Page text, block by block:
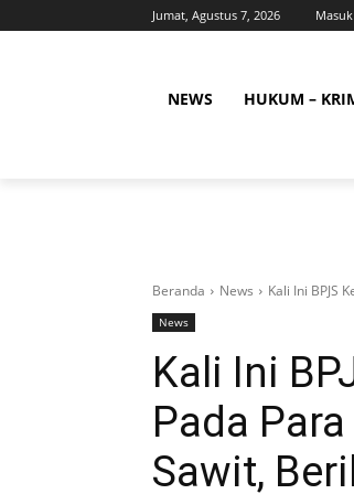
Jumat, Agustus 7, 2026
NEWS HUKUM –
Beranda News Kali Ini BPJS
News
Kali Ini
Pada
Sawit,